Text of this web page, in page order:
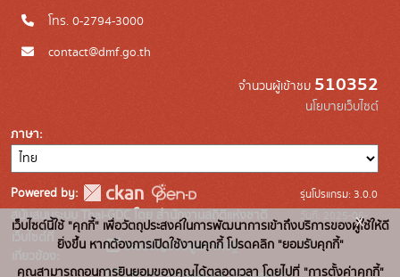
โทร. 0-2794-3000
contact@dmf.go.th
จำนวนผู้เข้าชม 510352
นโยบายเว็บไซต์
ภาษา
Powered by:
สนับสนุนระบบ Thai-GDC โดย สำนักงานสถิติแห่งชาติ
ระบบบัญชีข้อมูลภาครัฐ
รุ่นโปรแกรม: 3.0.0
วันที่: 2025-06-
10
เว็บไซต์นี้ใช้ "คุกกี้" เพื่อวัตถุประสงค์ในการพัฒนาการเข้าถึงบริการของผู้ใช้ให้ดี
ยิ่งขึ้น หากต้องการเปิดใช้งานคุกกี้ โปรดคลิก "ยอมรับคุกกี้"
คุณสามารถถอนการยินยอมของคุณได้ตลอดเวลา โดยไปที่ "การตั้งค่าคุกกี้"
x